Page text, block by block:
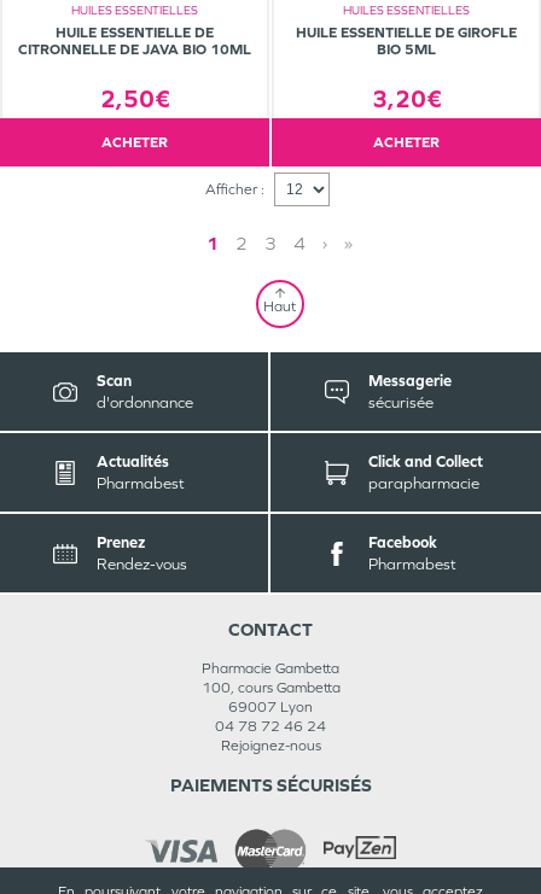
HUILES ESSENTIELLES
HUILE ESSENTIELLE DE
CITRONNELLE DE JAVA BIO 10ML
2,50€
ACHETER
HUILES ESSENTIELLES
HUILE ESSENTIELLE DE GIROFLE
BIO 5ML
3,20€
ACHETER
Afficher :
1 2 3 4 › »
Haut
Scan
d'ordonnance
Messagerie
sécurisée
Actualités
Pharmabest
Click and Collect
parapharmacie
Prenez
Rendez-vous
Facebook
Pharmabest
CONTACT
Pharmacie Gambetta
100, cours Gambetta
69007 Lyon
04 78 72 46 24
Rejoignez-nous
PAIEMENTS SÉCURISÉS